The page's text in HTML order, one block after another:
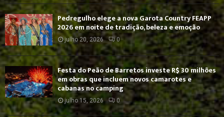
Pedregulho elege a nova Garota Country FEAPP
2026 em noite de tradição, beleza e emoção
julho 20, 2026 0
Festa do Peão de Barretos investe R$ 30 milhões
em obras que incluem novos camarotes e
cabanas no camping
julho 15, 2026 0